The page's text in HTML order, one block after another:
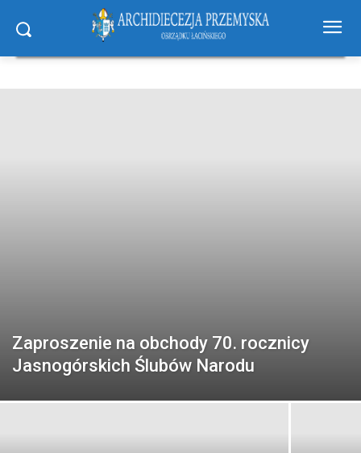
Zaproszenie na obchody 70. rocznicy
Jasnogórskich Ślubów Narodu